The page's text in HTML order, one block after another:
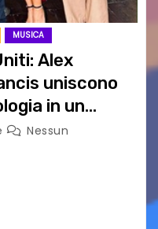
MUSICA
Alex
uniscono
in un
Nessun